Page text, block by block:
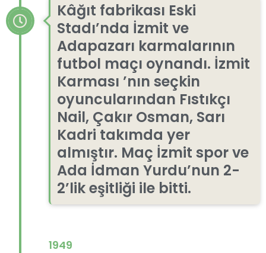
Kâğıt fabrikası Eski
Stadı’nda İzmit ve
Adapazarı karmalarının
futbol maçı oynandı. İzmit
Karması ’nın seçkin
oyuncularından Fıstıkçı
Nail, Çakır Osman, Sarı
Kadri takımda yer
almıştır. Maç İzmit spor ve
Ada İdman Yurdu’nun 2-
2’lik eşitliği ile bitti.
1949